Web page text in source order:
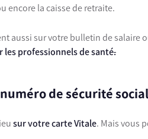
encore la caisse de retraite.
aussi sur votre bulletin de salaire
les professionnels de santé.
de sécurité
sur votre carte Vitale. Mais vous